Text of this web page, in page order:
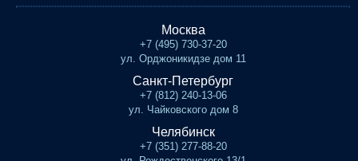
Москва
+7 (495) 730-37-20
ул. Орджоникидзе дом 11
Санкт-Петербург
+7 (812) 240-13-06
ул. Чайковского дом 8
Челябинск
+7 (351) 277-88-20